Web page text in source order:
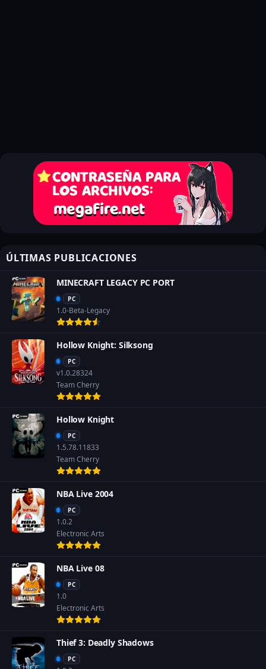
ÚLTIMAS PUBLICACIONES
MINECRAFT LEGACY PC PORT
PC
1.0-Beta-Legacy
Hollow Knight: Silksong
PC
v1.0.28324
Team Cherry
Hollow Knight
PC
1.5.78.11833
Team Cherry
NBA Live 2004
PC
1.0.2
Electronic Arts
NBA Live 08
PC
1.0
Electronic Arts
Thief 3: Deadly Shadows
PC